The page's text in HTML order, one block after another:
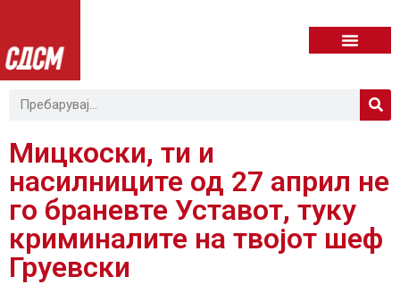
Мицкоски, ти и
насилниците од 27 април не
го браневте Уставот, туку
криминалите на твојот шеф
Груевски